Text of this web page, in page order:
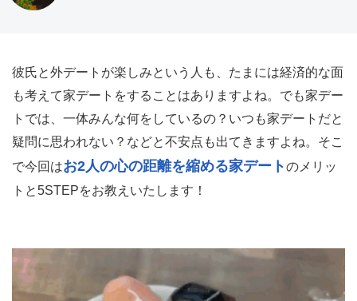
彼氏と外デートが楽しみという人も、たまには経済的な面
も考えて家デートをすることはありますよね。でも家デー
トでは、一体みんな何をしているの？いつも家デートだと
疑問に思われない？などと不安点も出てきますよね。そこ
で今回はお2人の心の距離を縮める家デートのメリッ
トと5STEPをお教えいたします！